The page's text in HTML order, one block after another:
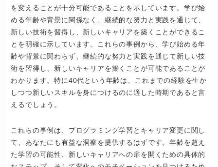
を変えることが十分可能であることを示しています。学び始
める年齢や背景に関係なく、継続的な努力と実践を通じて、
新しい技術を習得し、新しいキャリアを築くことができるこ
とを明確に示しています。これらの事例から、学び始める年
齢や背景に関わらず、継続的な努力と実践を通じて新しい技
術を習得し、新しいキャリアを築くことが可能であることが
わかります。特に40代という年齢は、これまでの経験を生か
しつつ新しいスキルを身につけるのに適した時期であると言
えるでしょう。
これらの事例は、プログラミング学習とキャリア変更に関し
て、あなたにも有益な洞察を提供するはずです。年齢を超え
た学習の可能性、新しいキャリアへの扉を開くための具体的